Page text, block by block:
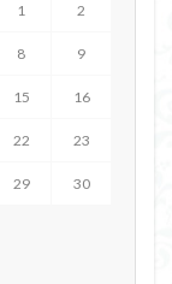
1 2
8 9
15 16
22 23
29 30